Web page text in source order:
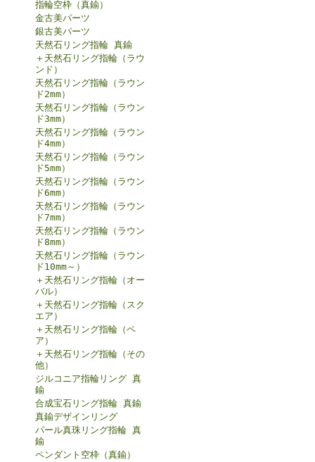
指輪空枠（真鍮）
金古美パーツ
銀古美パーツ
天然石リング指輪 真鍮
＋天然石リング指輪（ラウ
ンド）
天然石リング指輪（ラウン
ド2mm）
天然石リング指輪（ラウン
ド3mm）
天然石リング指輪（ラウン
ド4mm）
天然石リング指輪（ラウン
ド5mm）
天然石リング指輪（ラウン
ド6mm）
天然石リング指輪（ラウン
ド7mm）
天然石リング指輪（ラウン
ド8mm）
天然石リング指輪（ラウン
ド10mm～）
＋天然石リング指輪（オー
バル）
＋天然石リング指輪（スク
エア）
＋天然石リング指輪（ペ
ア）
＋天然石リング指輪（その
他）
ジルコニア指輪リング 真
鍮
合成宝石リング指輪 真鍮
真鍮デザインリング
パール真珠リング指輪 真
鍮
ペンダント空枠（真鍮）